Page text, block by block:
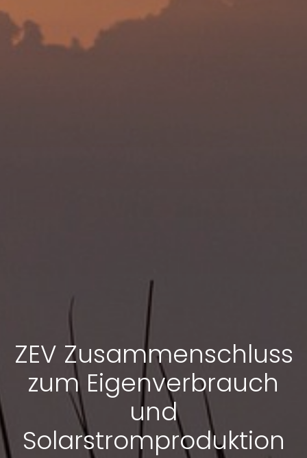
ZEV Zusammenschluss
zum Eigenverbrauch
und
Solarstromproduktion